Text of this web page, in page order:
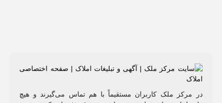
مرکز ملک کاربران مستقیماً با هم تماس می‌گیرند و هیچ